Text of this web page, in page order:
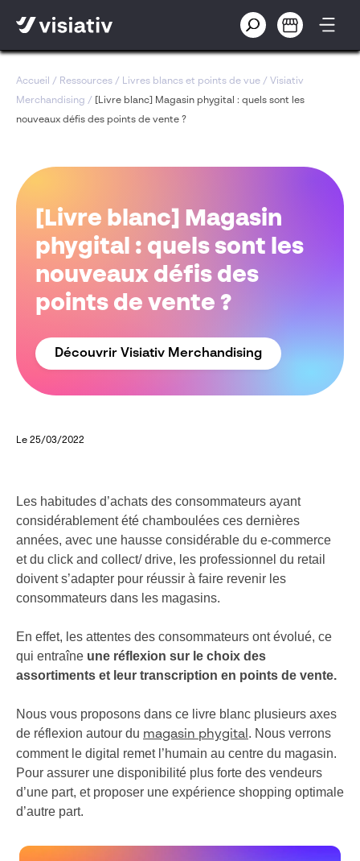
Accueil / Ressources / Livres blancs et points de vue / Visiativ
Merchandising /
[Livre blanc] Magasin phygital : quels sont les
nouveaux défis des points de vente ?
[Livre blanc] Magasin
phygital : quels sont les
nouveaux défis des
points de vente ?
Découvrir Visiativ Merchandising
Le 25/03/2022
Les habitudes d’achats des consommateurs ayant
considérablement été chamboulées ces dernières
années, avec une hausse considérable du e-commerce
et du click and collect/ drive, les professionnel du retail
doivent s’adapter pour réussir à faire revenir les
consommateurs dans les magasins.
En effet, les attentes des consommateurs ont évolué, ce
qui entraîne une réflexion sur le choix des
assortiments et leur transcription en points de vente.
Nous vous proposons dans ce livre blanc plusieurs axes
de réflexion autour du magasin phygital . Nous verrons
comment le digital remet l’humain au centre du magasin.
Pour assurer une disponibilité plus forte des vendeurs
d’une part, et proposer une expérience shopping optimale
d’autre part.